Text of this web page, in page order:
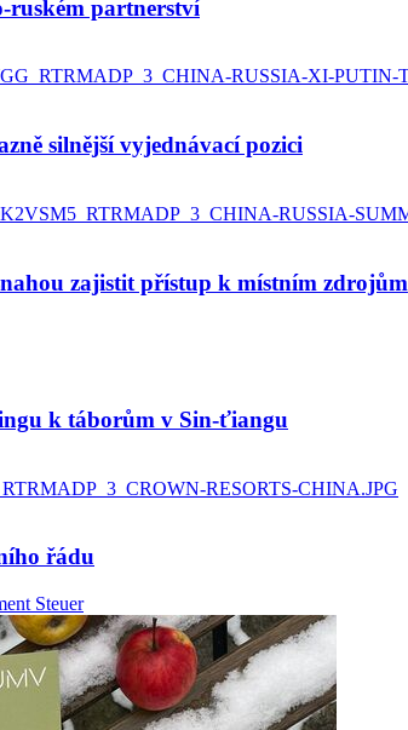
ruském partnerství
silnější vyjednávací pozici
zajistit přístup k místním zdrojům
k táborům v Sin-ťiangu
řádu
Steuer